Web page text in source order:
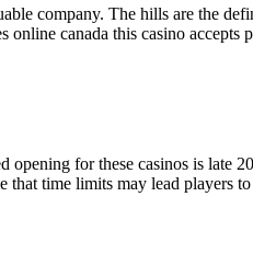
company. The hills are the
canada this casino accepts
for these casinos is late
time limits may lead players